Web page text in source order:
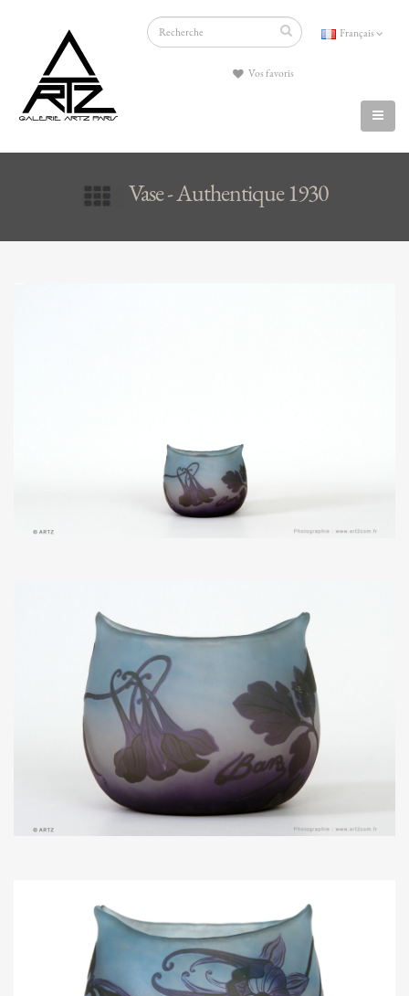
Français
Vos favoris
Vase - Authentique 1930